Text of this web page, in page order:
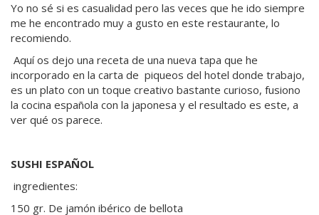
Yo no sé si es casualidad pero las veces que he ido siempre
me he encontrado muy a gusto en este restaurante, lo
recomiendo.
Aquí os dejo una receta de una nueva tapa que he
incorporado en la carta de piqueos del hotel donde trabajo,
es un plato con un toque creativo bastante curioso, fusiono
la cocina española con la japonesa y el resultado es este, a
ver qué os parece.
SUSHI ESPAÑOL
ingredientes:
150 gr. De jamón ibérico de bellota